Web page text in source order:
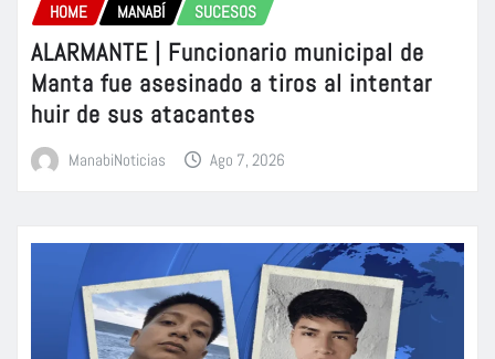
HOME MANABÍ SUCESOS
ALARMANTE | Funcionario municipal de
Manta fue asesinado a tiros al intentar
huir de sus atacantes
ManabiNoticias Ago 7, 2026